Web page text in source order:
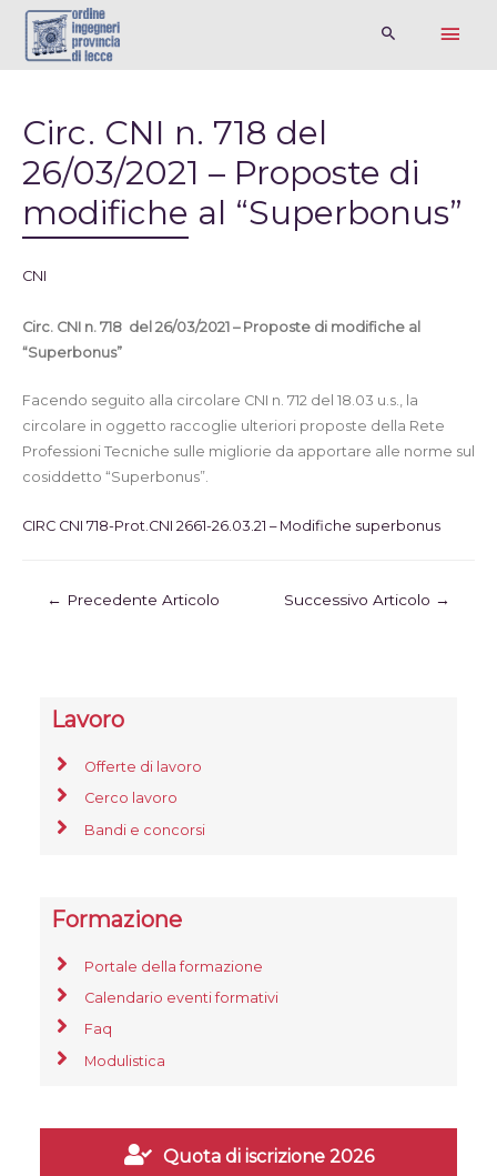
Circ. CNI n. 718 del
26/03/2021 – Proposte di
modifiche al “Superbonus”
CNI
Circ. CNI n. 718 del 26/03/2021 – Proposte di modifiche al
“Superbonus”
Facendo seguito alla circolare CNI n. 712 del 18.03 u.s., la
circolare in oggetto raccoglie ulteriori proposte della Rete
Professioni Tecniche sulle migliorie da apportare alle norme sul
cosiddetto “Superbonus”.
CIRC CNI 718-Prot.CNI 2661-26.03.21 – Modifiche superbonus
← Precedente Articolo Successivo Articolo →
Lavoro
Offerte di lavoro
Cerco lavoro
Bandi e concorsi
Formazione
Portale della formazione
Calendario eventi formativi
Faq
Modulistica
Quota di iscrizione 2026